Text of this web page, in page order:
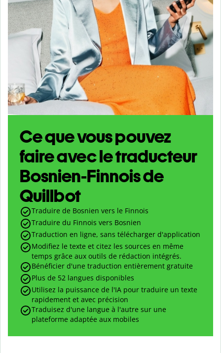
Ce que vous pouvez
faire avec le traducteur
Bosnien-Finnois de
Quillbot
Traduire de Bosnien vers le Finnois
Traduire du Finnois vers Bosnien
Traduction en ligne, sans télécharger d'application
Modifiez le texte et citez les sources en même
temps grâce aux outils de rédaction intégrés.
Bénéficier d'une traduction entièrement gratuite
Plus de 52 langues disponibles
Utilisez la puissance de l'IA pour traduire un texte
rapidement et avec précision
Traduisez d'une langue à l'autre sur une
plateforme adaptée aux mobiles